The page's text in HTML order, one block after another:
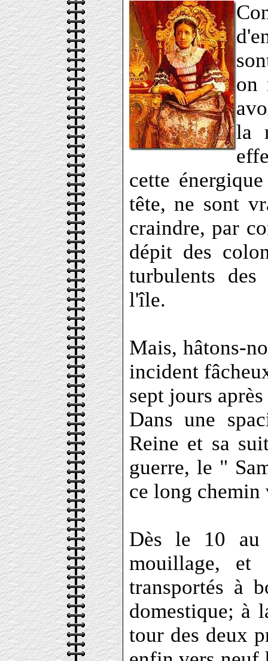
on
la
cette
tête, ne sont
craindre, par
dépit des
turbulents des
l'île.
Mais, hâtons-
incident
sept jours
Dans une
Reine et sa
guerre, le "
ce long
Dès le 10 au
mouillage, et
transportés à
domestique; à
tour des deux